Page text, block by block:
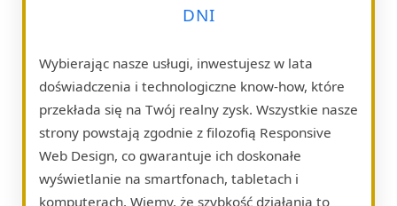
DNI
Wybierając nasze usługi, inwestujesz w lata
doświadczenia i technologiczne know-how, które
przekłada się na Twój realny zysk. Wszystkie nasze
strony powstają zgodnie z filozofią Responsive
Web Design, co gwarantuje ich doskonałe
wyświetlanie na smartfonach, tabletach i
komputerach. Wiemy, że szybkość działania to